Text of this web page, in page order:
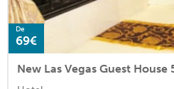
De
69€
New Las Vegas Guest House